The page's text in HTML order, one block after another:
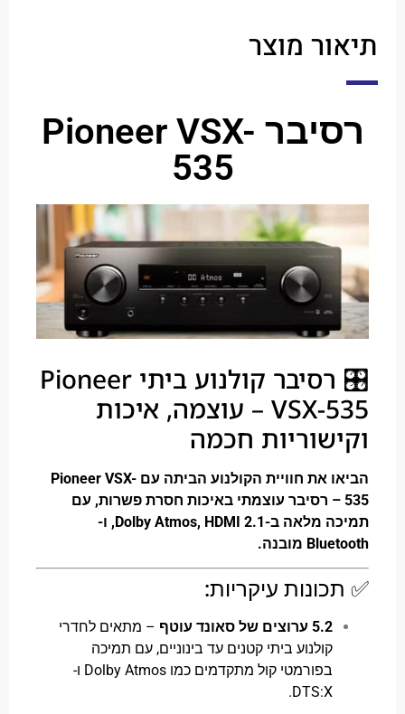
מוצר
רסיבר Pioneer VSX-
🎛️ רסיבר קולנוע ביתי Pioneer
VSX-535 – עוצמה, איכות
חכמה
הביאו את חוויית הקולנוע הביתה עם Pioneer VSX-
– רסיבר עוצמתי באיכות חסרת פשרות, עם
תמיכה מלאה ב-Dolby Atmos, HDMI 2.1, ו-
עיקריות:
– מתאים לחדרי
קולנוע ביתי קטנים עד בינוניים, עם תמיכה
בפורמטי קול מתקדמים כמו Dolby Atmos ו-